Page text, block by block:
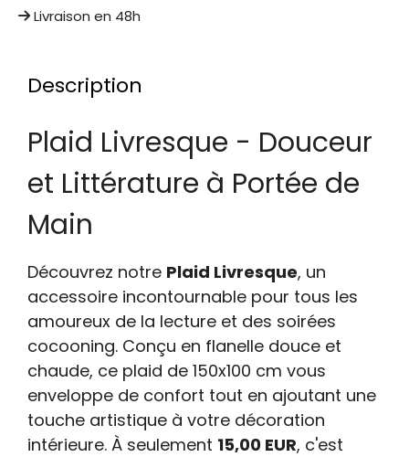
Livraison en 48h
Description
Plaid Livresque - Douceur
et Littérature à Portée de
Main
Découvrez notre Plaid Livresque, un
accessoire incontournable pour tous les
amoureux de la lecture et des soirées
cocooning. Conçu en flanelle douce et
chaude, ce plaid de 150x100 cm vous
enveloppe de confort tout en ajoutant une
touche artistique à votre décoration
intérieure. À seulement 15,00 EUR, c'est